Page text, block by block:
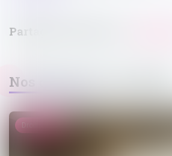
Nos dernières actualités
Droit public